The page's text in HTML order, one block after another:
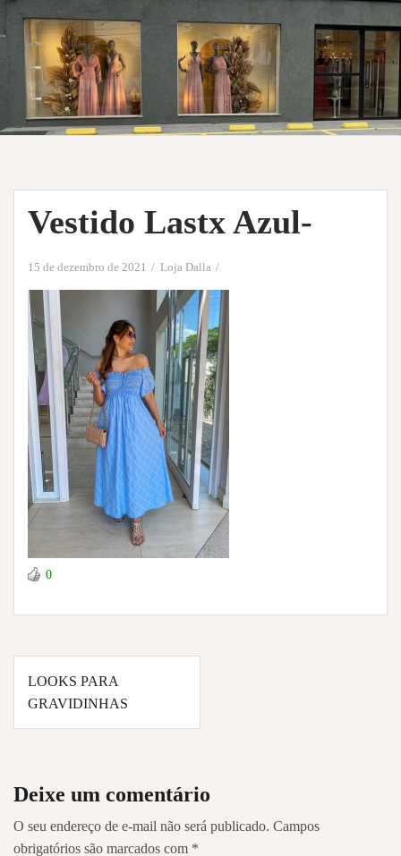
Vestido Lastx Azul-
15 de dezembro de 2021 Loja Dalla
0
Navegação
de
Post
LOOKS PARA
GRAVIDINHAS
Deixe um comentário
O seu endereço de e-mail não será publicado. Campos
obrigatórios são marcados com *